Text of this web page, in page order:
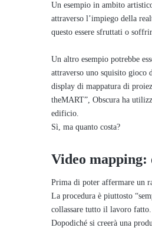
Un esempio in ambito
attraverso l’impiego della
questo essere sfruttati o
Un altro esempio potrebbe
attraverso uno squisito gioco
display di mappatura di
theMART”, Obscura ha
edificio.
Sì, ma quanto costa?
Video mapping:
Prima di poter affermare un
La procedura è piuttosto
collassare tutto il lavoro fatto.
Dopodiché si creerà una